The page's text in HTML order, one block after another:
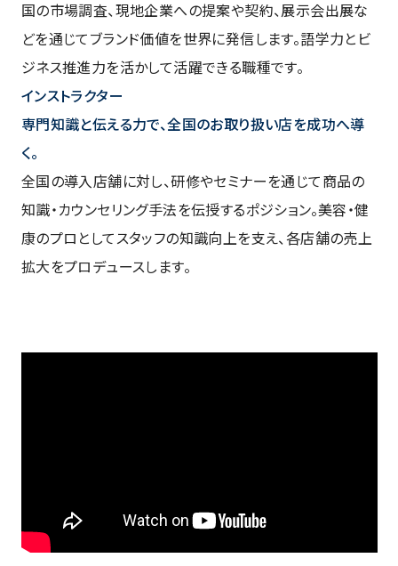
国の市場調査、現地企業への提案や契約、展示会出展な
どを通じてブランド価値を世界に発信します。語学力とビ
ジネス推進力を活かして活躍できる職種です。
インストラクター
専門知識と伝える力で、全国のお取り扱い店を成功へ導
く。
全国の導入店舗に対し、研修やセミナーを通じて商品の
知識・カウンセリング手法を伝授するポジション。美容・健
康のプロとしてスタッフの知識向上を支え、各店舗の売上
拡大をプロデュースします。